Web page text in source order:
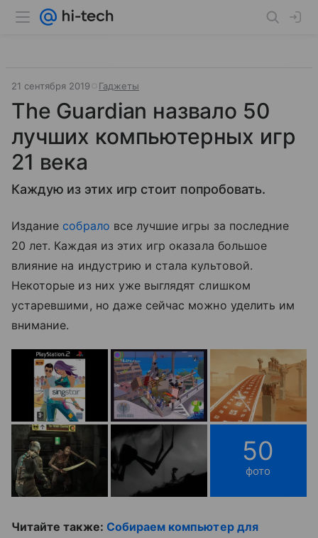
21 сентября 2019 Гаджеты
The Guardian назвало 50
лучших компьютерных игр
21 века
Каждую из этих игр стоит попробовать.
Издание собрало все лучшие игры за последние
20 лет. Каждая из этих игр оказала большое
влияние на индустрию и стала культовой.
Некоторые из них уже выглядят слишком
устаревшими, но даже сейчас можно уделить им
внимание.
50
фото
Читайте также: Собираем компьютер для